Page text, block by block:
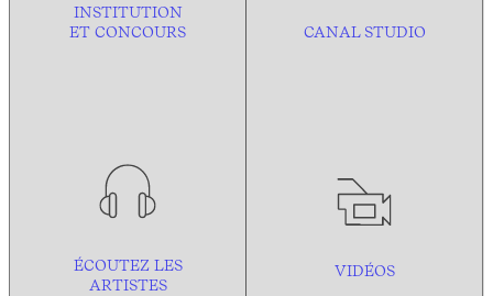
INSTITUTION
ET CONCOURS
CANAL STUDIO
ÉCOUTEZ LES
ARTISTES
VIDÉOS